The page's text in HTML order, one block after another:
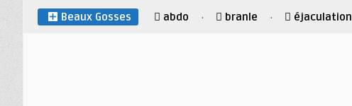
Beaux Gosses abdo · branle · éjaculation